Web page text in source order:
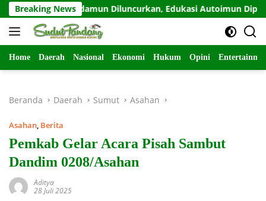
Langsung
ke
konten
Breaking News
Odamun Diluncurkan, Edukasi Autoimun Diperkuat
Home Daerah Nasional Ekonomi Hukum Opini
Beranda Daerah Sumut Asahan
Asahan, Berita
Pemkab Gelar Acara Pisah Sambut
Dandim 0208/Asahan
Aditya
28 Juli 2025